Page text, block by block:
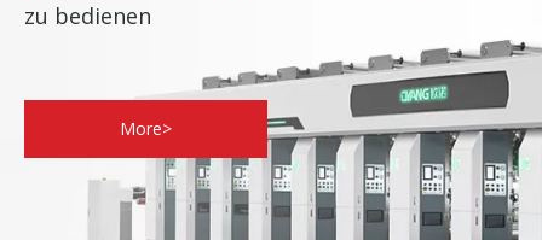
zu bedienen
More>